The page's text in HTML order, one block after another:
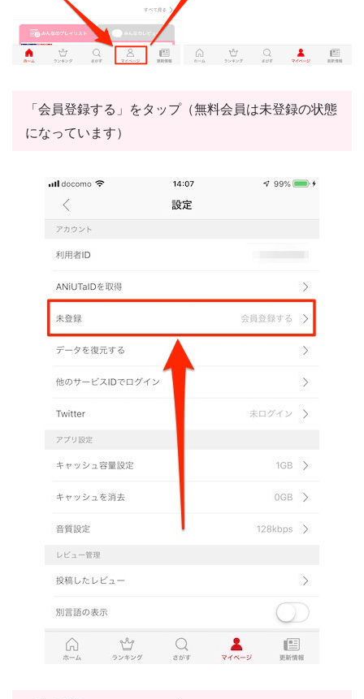
「会員登録する」をタップ（無料会員は未登録の状態
になっています）